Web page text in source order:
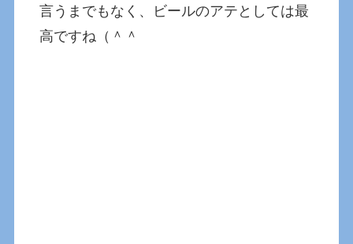
言うまでもなく、ビールのアテとしては最
高ですね（＾＾